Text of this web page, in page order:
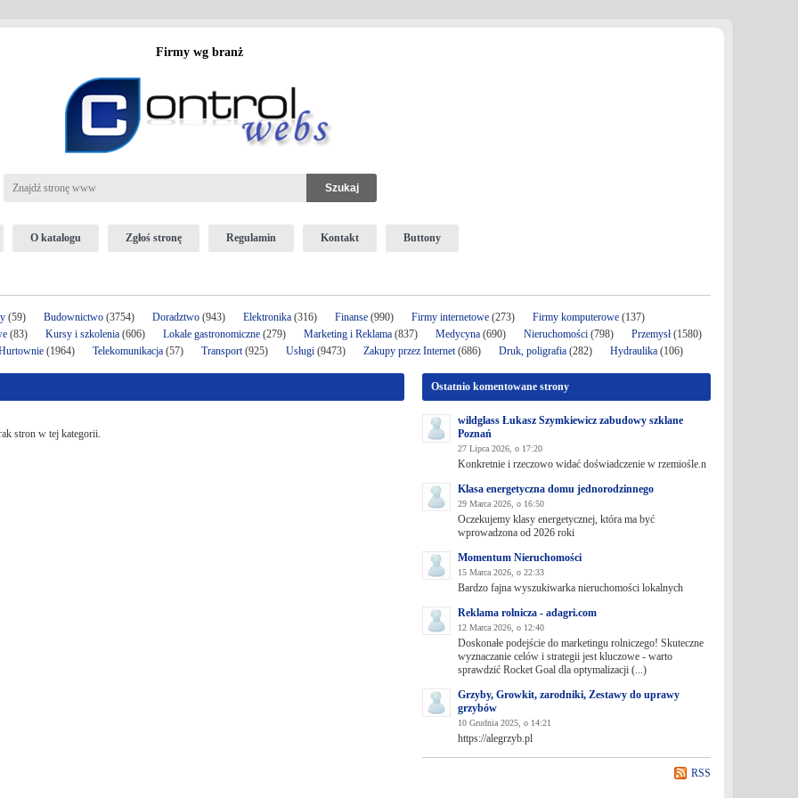
Firmy wg branż
O katalogu Zgłoś stronę Regulamin Kontakt Buttony
(59) Budownictwo (3754) Doradztwo (943) Elektronika (316) Finanse (990) Firmy internetowe (273) Firmy komputerowe (137)
(83) Kursy i szkolenia (606) Lokale gastronomiczne (279) Marketing i Reklama (837) Medycyna (690) Nieruchomości (798) Przemysł(1580)
(1964) Telekomunikacja (57) Transport(925) Usługi (9473) Zakupy przez Internet(686) Druk, poligrafia (282) Hydraulika (106)
stron w tej kategorii.
Ostatnio komentowane strony
wildglass Łukasz Szymkiewicz zabudowy szklane
Poznań
27 Lipca 2026, o 17:20
Konkretnie i rzeczowo widać doświadczenie w rzemiośle.n
Klasa energetyczna domu jednorodzinnego
29 Marca 2026, o 16:50
Oczekujemy klasy energetycznej, która ma być
wprowadzona od 2026 roki
Momentum Nieruchomości
15 Marca 2026, o 22:33
Bardzo fajna wyszukiwarka nieruchomości lokalnych
Reklama rolnicza - adagri.com
12 Marca 2026, o 12:40
Doskonałe podejście do marketingu rolniczego! Skuteczne
wyznaczanie celów i strategii jest kluczowe - warto
sprawdzić Rocket Goal dla optymalizacji (...)
Grzyby, Growkit, zarodniki, Zestawy do uprawy
grzybów
10 Grudnia 2025, o 14:21
https://alegrzyb.pl
RSS